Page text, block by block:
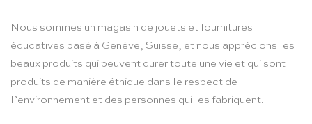
Nous sommes un magasin de jouets et fournitures
éducatives basé à Genève, Suisse, et nous apprécions les
beaux produits qui peuvent durer toute une vie et qui sont
produits de manière éthique dans le respect de
l’environnement et des personnes qui les fabriquent.